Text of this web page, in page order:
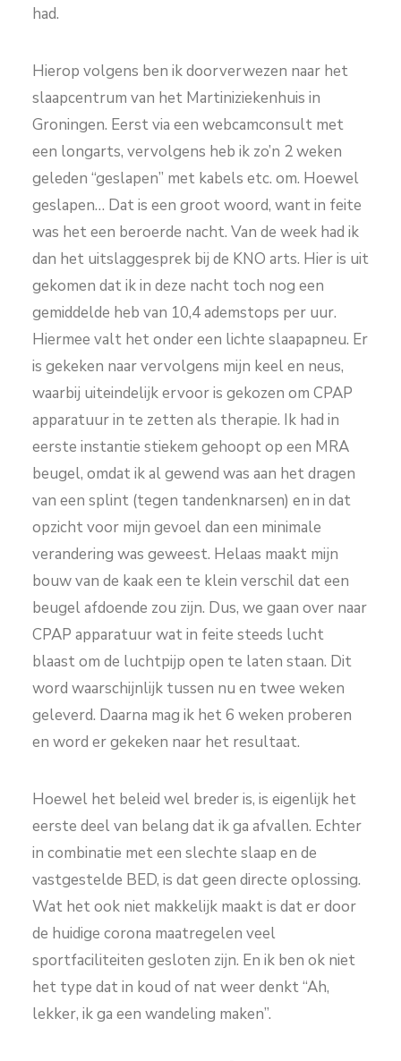
had.
Hierop volgens ben ik doorverwezen naar het
slaapcentrum van het Martiniziekenhuis in
Groningen. Eerst via een webcamconsult met
een longarts, vervolgens heb ik zo’n 2 weken
geleden “geslapen” met kabels etc. om. Hoewel
geslapen… Dat is een groot woord, want in feite
was het een beroerde nacht. Van de week had ik
dan het uitslaggesprek bij de KNO arts. Hier is uit
gekomen dat ik in deze nacht toch nog een
gemiddelde heb van 10,4 ademstops per uur.
Hiermee valt het onder een lichte slaapapneu. Er
is gekeken naar vervolgens mijn keel en neus,
waarbij uiteindelijk ervoor is gekozen om CPAP
apparatuur in te zetten als therapie. Ik had in
eerste instantie stiekem gehoopt op een MRA
beugel, omdat ik al gewend was aan het dragen
van een splint (tegen tandenknarsen) en in dat
opzicht voor mijn gevoel dan een minimale
verandering was geweest. Helaas maakt mijn
bouw van de kaak een te klein verschil dat een
beugel afdoende zou zijn. Dus, we gaan over naar
CPAP apparatuur wat in feite steeds lucht
blaast om de luchtpijp open te laten staan. Dit
word waarschijnlijk tussen nu en twee weken
geleverd. Daarna mag ik het 6 weken proberen
en word er gekeken naar het resultaat.
Hoewel het beleid wel breder is, is eigenlijk het
eerste deel van belang dat ik ga afvallen. Echter
in combinatie met een slechte slaap en de
vastgestelde BED, is dat geen directe oplossing.
Wat het ook niet makkelijk maakt is dat er door
de huidige corona maatregelen veel
sportfaciliteiten gesloten zijn. En ik ben ok niet
het type dat in koud of nat weer denkt “Ah,
lekker, ik ga een wandeling maken”.